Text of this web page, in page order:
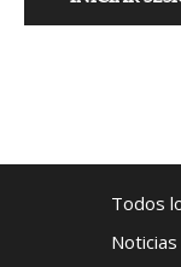
Todos